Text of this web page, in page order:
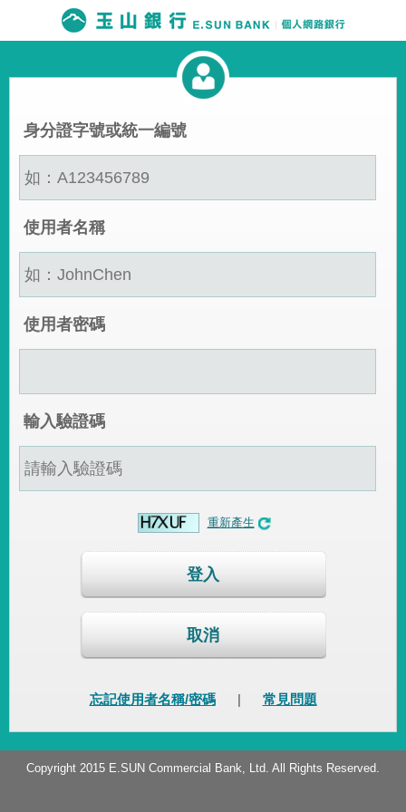
身分證字號或統一編號
使用者名稱
使用者密碼
輸入驗證碼
重新產生
登入
取消
忘記使用者名稱/密碼 | 常見問題
Copyright 2015 E.SUN Commercial Bank, Ltd. All Rights Reserved.